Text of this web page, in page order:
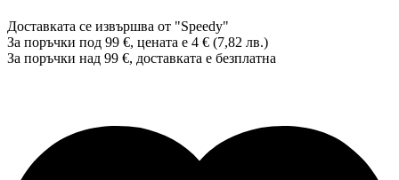
Доставката се извършва от "Speedy"
За поръчки под 99 €, цената е 4 € (7,82 лв.)
За поръчки над 99 €, доставката е безплатна